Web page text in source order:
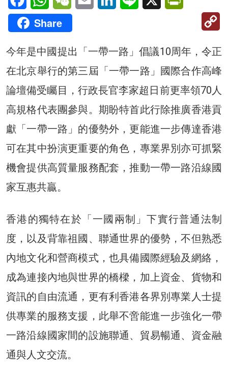
Share
今年是中國提出「一帶一路」倡議10周年，令正
在北京舉行的第三屆「一帶一路」國際合作高峰
論壇備受矚目，行政長官李家超日前更率領70人
高規格代表團參與。期盼特首此行除推廣香港貢
獻「一帶一路」的優勢外，更能進一步傳達香港
可在其中扮演更重要的角色，專業界別亦可抓緊
機會提供高質量服務配套，推動一帶一路沿線國
家互惠共贏。
香港的獨特在於「一國兩制」下實行普通法制
度，以及背靠祖國、聯通世界的優勢，不但熟悉
內地文化和營商模式，也具備國際經驗及網絡，
成為連接內地與世界的橋樑，加上資金、貨物和
資訊的自由流通，更有利香港各界別專業人士提
供專業的服務支援，此舉不啻能進一步強化一帶
一路沿線國家間的設施聯通、貿易暢通、資金融
通與人文交流。